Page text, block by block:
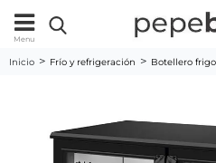
Menu
Inicio Frío y refrigeración Botellero